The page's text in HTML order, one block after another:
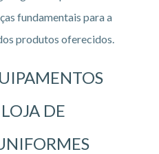
fundamentais para a
produtos oferecidos.
DE